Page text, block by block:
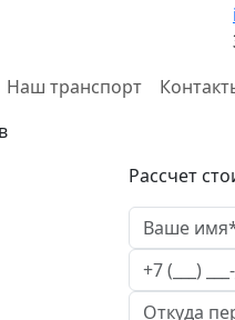
Наш транспорт
Рассчет